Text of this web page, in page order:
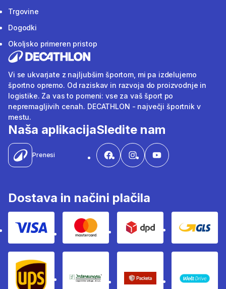
Trgovine
Dogodki
Okoljsko primeren pristop
Vi se ukvarjate z najljubšim športom, mi pa izdelujemo
športno opremo. Od raziskav in razvoja do proizvodnje in
logistike. Za vas to pomeni: vse za vaš šport po
nepremagljivih cenah. DECATHLON - največji športnik v
mestu.
Naša aplikacija
Prenesi
Sledite nam
Dostava in načini plačila
Visa Mastercard Dpd Gls
Ups Intereuropa Packeta Sledenje
WOLT